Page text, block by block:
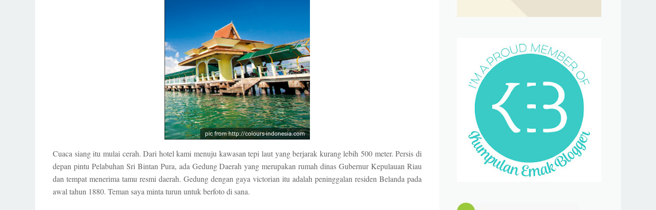
pic from http://colours-indonesia.com
Cuaca siang itu mulai cerah. Dari hotel kami menuju kawasan tepi laut yang berjarak kurang lebih 500 meter. Persis di
depan pintu Pelabuhan Sri Bintan Pura, ada Gedung Daerah yang merupakan rumah dinas Gubernur Kepulauan Riau
dan tempat menerima tamu resmi daerah. Gedung dengan gaya victorian itu adalah peninggalan residen Belanda pada
awal tahun 1880. Teman saya minta turun untuk berfoto di sana.